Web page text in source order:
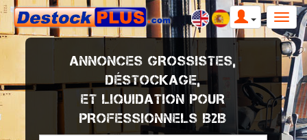
ANNONCES GROSSISTES,
DÉSTOCKAGE,
ET LIQUIDATION POUR
PROFESSIONNELS B2B